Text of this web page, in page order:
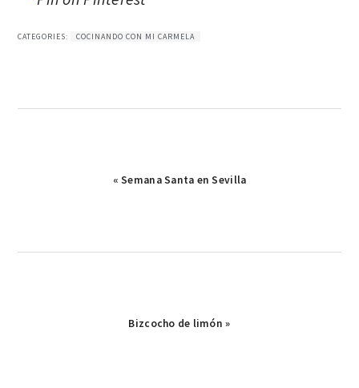
CATEGORIES: COCINANDO CON MI CARMELA
Publicación
« Semana Santa en Sevilla
Publicación
Bizcocho de limón »